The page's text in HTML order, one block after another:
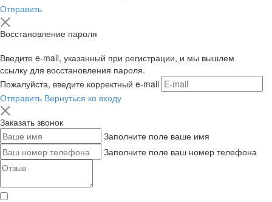
Отправить
Восстановление пароля
Введите e-mail, указанный при регистрации, и мы вышлем
ссылку для восстановления пароля.
Пожалуйста, введите корректный e-mail
Отправить Вернуться ко входу
Заказать звонок
Заполните поле ваше имя
Заполните поле ваш номер телефона